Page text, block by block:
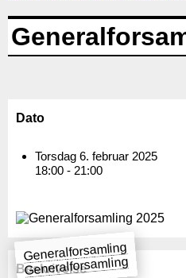
Dato
Torsdag 6. februar 2025
18:00 - 21:00
Generalforsamling
Generalforsamling
Beskrivelse